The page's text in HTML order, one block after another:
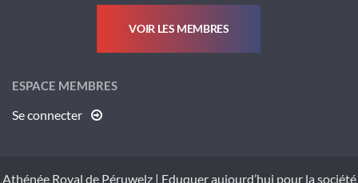
VOIR LES MEMBRES
ESPACE MEMBRES
Se connecter
Athénée Royal de Péruwelz| Eduquer aujourd’hui pour la société